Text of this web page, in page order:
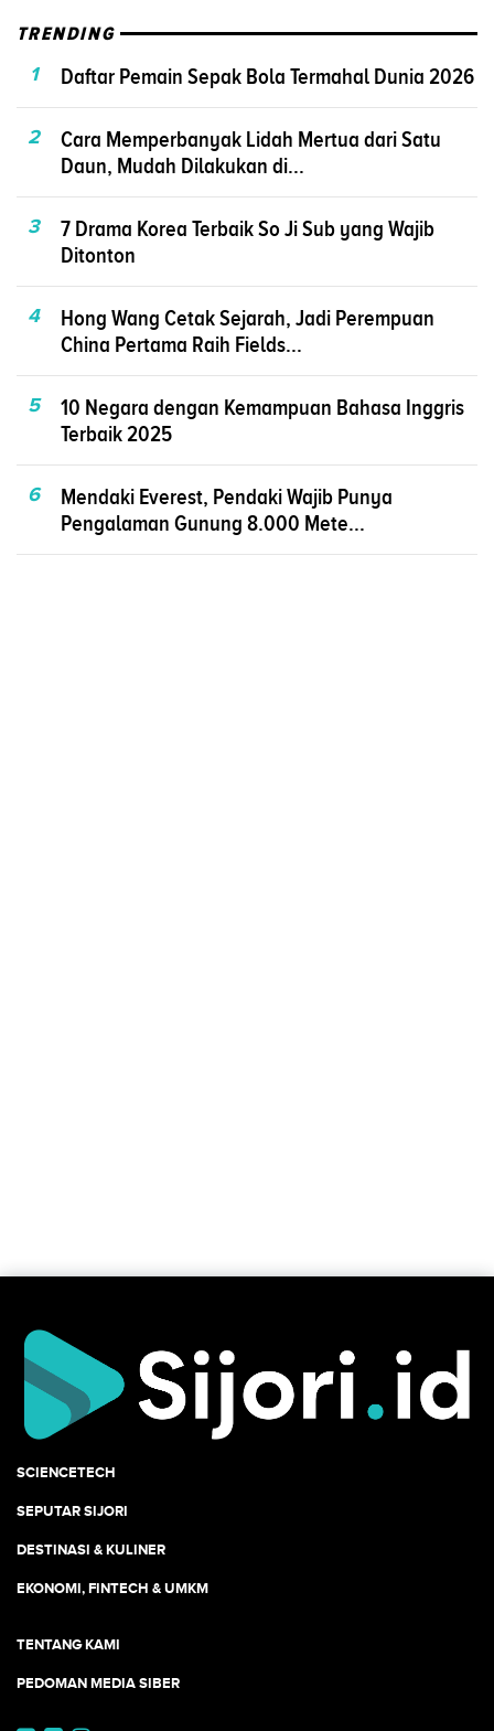
TRENDING
1
Daftar Pemain Sepak Bola Termahal Dunia 2026
2
Cara Memperbanyak Lidah Mertua dari Satu
Daun, Mudah Dilakukan di...
3
7 Drama Korea Terbaik So Ji Sub yang Wajib
Ditonton
4
Hong Wang Cetak Sejarah, Jadi Perempuan
China Pertama Raih Fields...
5
10 Negara dengan Kemampuan Bahasa Inggris
Terbaik 2025
6
Mendaki Everest, Pendaki Wajib Punya
Pengalaman Gunung 8.000 Mete...
SCIENCETECH
SEPUTAR SIJORI
DESTINASI & KULINER
EKONOMI, FINTECH & UMKM
TENTANG KAMI
PEDOMAN MEDIA SIBER